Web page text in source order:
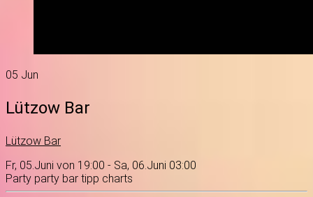
05 Jun
Lützow Bar
Lützow Bar
Fr, 05.Juni von 19:00 - Sa, 06.Juni 03:00
Party party bar tipp charts